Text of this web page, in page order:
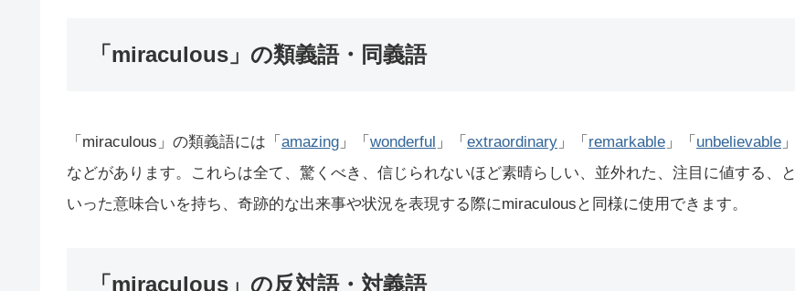
「miraculous」の類義語・同義語
「miraculous」の類義語には「 amazing 」「 wonderful 」「 extraordinary 」「 remarkable 」「 unbelievable 」
などがあります。これらは全て、驚くべき、信じられないほど素晴らしい、並外れた、注目に値する、と
いった意味合いを持ち、奇跡的な出来事や状況を表現する際にmiraculousと同様に使用できます。
「miraculous」の反対語・対義語